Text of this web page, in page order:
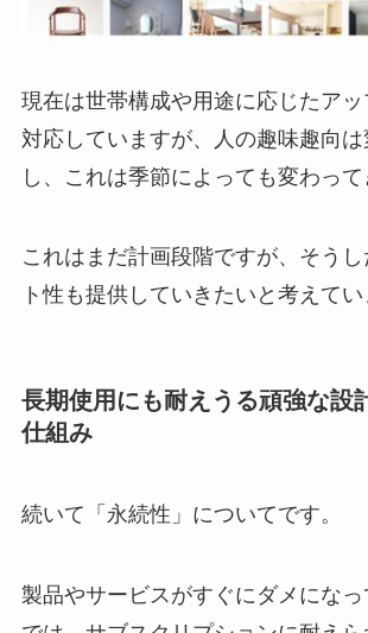
現在は世帯構成や用途に応じたア
対応していますが、人の趣味趣向
し、これは季節によっても変わって
これはまだ計画段階ですが、そう
ト性も提供していきたいと考えてい
長期使用にも耐えうる頑強な設
仕組み
続いて「永続性」についてです。
製品やサービスがすぐにダメになっ